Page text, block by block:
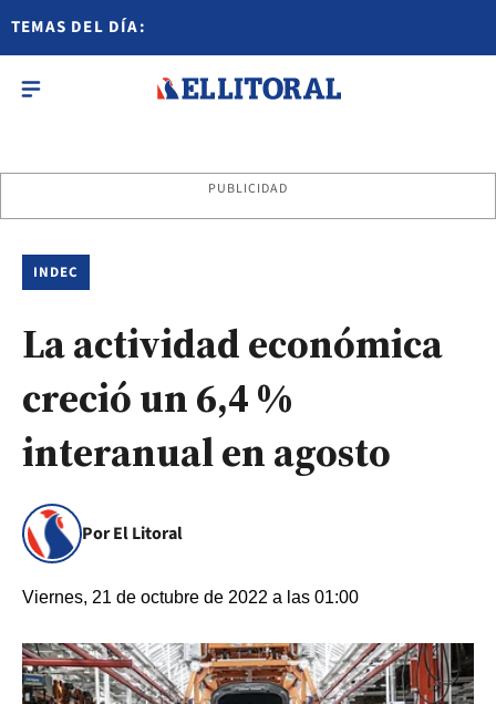
TEMAS DEL DÍA:
PUBLICIDAD
INDEC
La actividad económica
creció un 6,4 %
interanual en agosto
Por El Litoral
Viernes, 21 de octubre de 2022 a las 01:00